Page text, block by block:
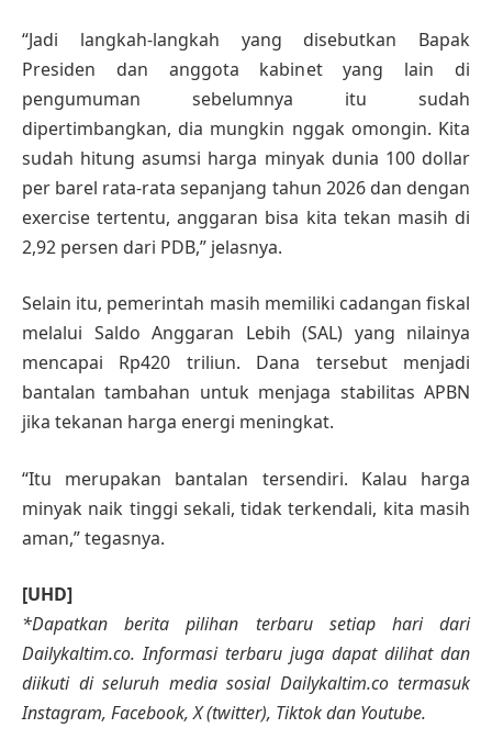
“Jadi langkah-langkah yang disebutkan Bapak
Presiden dan anggota kabinet yang lain di
pengumuman sebelumnya itu sudah
dipertimbangkan, dia mungkin nggak omongin. Kita
sudah hitung asumsi harga minyak dunia 100 dollar
per barel rata-rata sepanjang tahun 2026 dan dengan
exercise tertentu, anggaran bisa kita tekan masih di
2,92 persen dari PDB,” jelasnya.
Selain itu, pemerintah masih memiliki cadangan fiskal
melalui Saldo Anggaran Lebih (SAL) yang nilainya
mencapai Rp420 triliun. Dana tersebut menjadi
bantalan tambahan untuk menjaga stabilitas APBN
jika tekanan harga energi meningkat.
“Itu merupakan bantalan tersendiri. Kalau harga
minyak naik tinggi sekali, tidak terkendali, kita masih
aman,” tegasnya.
[UHD]
*Dapatkan berita pilihan terbaru setiap hari dari
Dailykaltim.co. Informasi terbaru juga dapat dilihat dan
diikuti di seluruh media sosial Dailykaltim.co termasuk
Instagram, Facebook, X (twitter), Tiktok dan Youtube.